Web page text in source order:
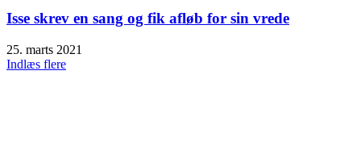
Isse skrev en sang og fik afløb for sin vrede
25. marts 2021
Indlæs flere